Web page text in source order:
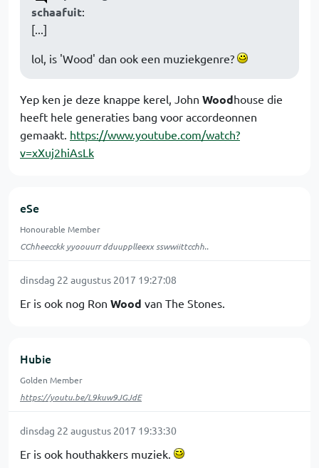
schaafuit:
[...]
lol, is 'Wood' dan ook een muziekgenre?
Yep ken je deze knappe kerel, John Woodhouse die
heeft hele generaties bang voor accordeonnen
gemaakt. https://www.youtube.com/watch?
v=xXuj2hiAsLk
eSe
Honourable Member
CChheecckk yyoouurr dduupplleexx sswwiittcchh..
dinsdag 22 augustus 2017 19:27:08
Er is ook nog Ron Wood van The Stones.
Hubie
Golden Member
https://youtu.be/L9kuw9JGJdE
dinsdag 22 augustus 2017 19:33:30
Er is ook houthakkers muziek.